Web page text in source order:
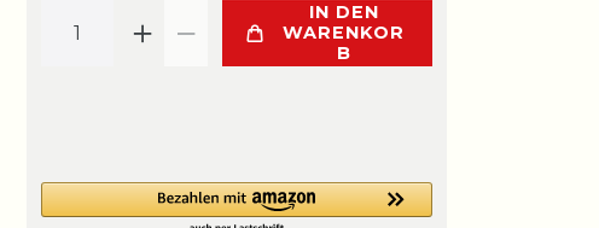
IN DEN
WARENKOR
B